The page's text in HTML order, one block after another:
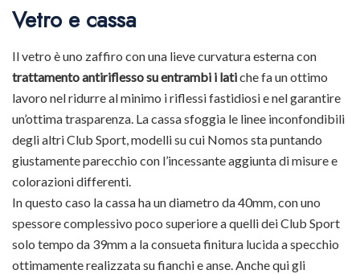
Vetro e cassa
Il vetro è uno zaffiro con una lieve curvatura esterna con
trattamento antiriflesso su entrambi i latiche fa un ottimo
lavoro nel ridurre al minimo i riflessi fastidiosi e nel garantire
un’ottima trasparenza. La cassa sfoggia le linee inconfondibili
degli altri Club Sport, modelli su cui Nomos sta puntando
giustamente parecchio con l’incessante aggiunta di misure e
colorazioni differenti.
In questo caso la cassa ha un diametro da 40mm, con uno
spessore complessivo poco superiore a quelli dei Club Sport
solo tempo da 39mm a la consueta finitura lucida a specchio
ottimamente realizzata su fianchi e anse. Anche qui gli